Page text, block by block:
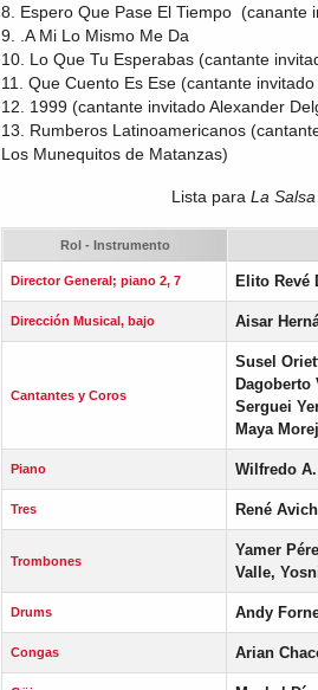
8. Espero Que Pase El Tiempo (canante
9. .A Mi Lo Mismo Me Da
10. Lo Que Tu Esperabas (cantante
11. Que Cuento Es Ese (cantante
12. 1999 (cantante invitado Alexander
13. Rumberos Latinoamericanos
Los Munequitos de Matanzas)
Lista para La
Rol - Instrumento
Director General; piano 2, 7 Elito Revé
Dirección Musical, bajo Aisar
Cantantes y Coros
Susel
Serguei
Maya
Piano Wilfredo
Tres René
Trombones
Yamer
Valle,
Drums Andy
Congas Arian